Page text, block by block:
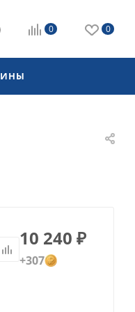
0 0
10 240 ₽
+307